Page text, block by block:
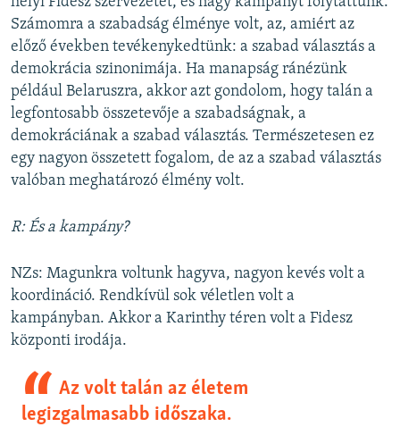
Számomra a szabadság élménye volt, az, amiért az
előző években tevékenykedtünk: a szabad választás a
demokrácia szinonimája. Ha manapság ránézünk
például Belaruszra, akkor azt gondolom, hogy talán a
legfontosabb összetevője a szabadságnak, a
demokráciának a szabad választás. Természetesen ez
egy nagyon összetett fogalom, de az a szabad választás
valóban meghatározó élmény volt.
R: És a kampány?
NZs: Magunkra voltunk hagyva, nagyon kevés volt a
koordináció. Rendkívül sok véletlen volt a
kampányban. Akkor a Karinthy téren volt a Fidesz
központi irodája.
Az volt talán az életem
legizgalmasabb időszaka.